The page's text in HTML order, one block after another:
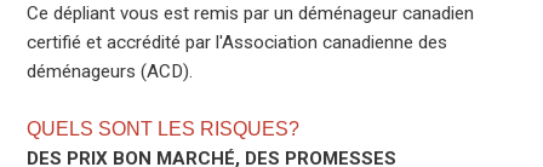
Ce dépliant vous est remis par un déménageur canadien
certifié et accrédité par l'Association canadienne des
déménageurs (ACD).
QUELS SONT LES RISQUES?
DES PRIX BON MARCHÉ, DES PROMESSES